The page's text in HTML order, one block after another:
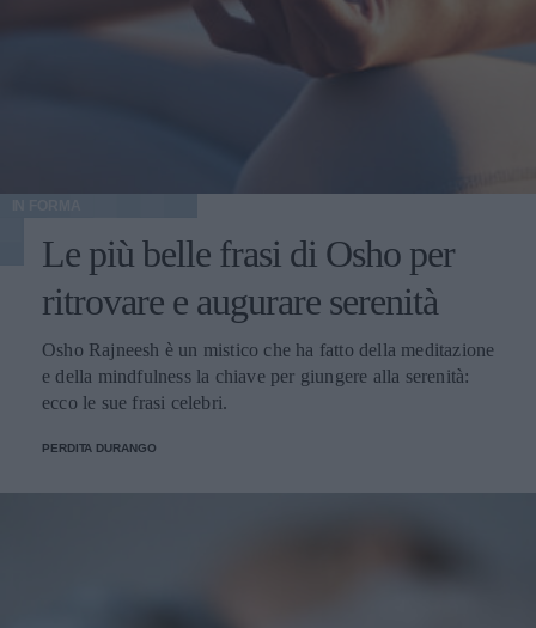
Le più belle frasi di Osho per
ritrovare e augurare serenità
Osho Rajneesh è un mistico che ha fatto della meditazione
e della mindfulness la chiave per giungere alla serenità:
ecco le sue frasi celebri.
PERDITA DURANGO